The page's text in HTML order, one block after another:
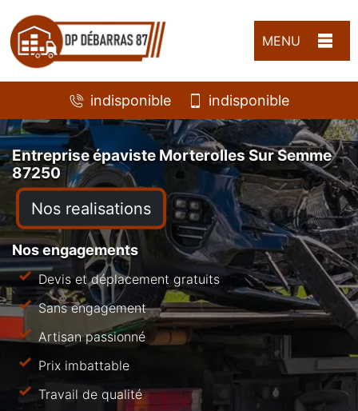
MENU
indisponible indisponible
Entreprise épaviste Morterolles Sur Semme
87250
Nos realisations
Nos engagements
Devis et déplacement gratuits
Sans engagement
Artisan passionné
Prix imbattable
Travail de qualité